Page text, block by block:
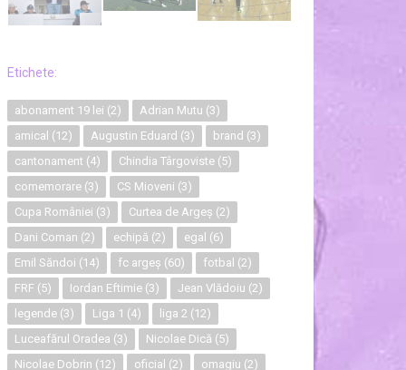
Etichete:
abonament 19 lei (2) Adrian Mutu (3)
amical (12) Augustin Eduard (3) brand (3)
cantonament (4) Chindia Târgoviste (5)
comemorare (3) CS Mioveni (3)
Cupa României (3) Curtea de Argeș (2)
Dani Coman (2) echipă (2) egal (6)
Emil Săndoi (14) fc argeș (60) fotbal (2)
FRF (5) Iordan Eftimie (3) Jean Vlădoiu (2)
legende (3) Liga 1 (4) liga 2 (12)
Luceafărul Oradea (3) Nicolae Dică (5)
Nicolae Dobrin (12) oficial (2) omagiu (2)